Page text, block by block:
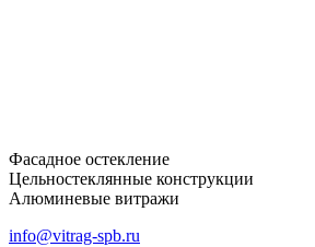
Фасадное остекление
Цельностеклянные конструкции
Алюминевые витражи
info@vitrag-spb.ru